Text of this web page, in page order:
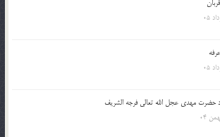
حضرت مهدی عجل الله تعالی فرجه الشريف